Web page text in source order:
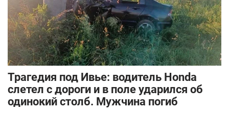
Трагедия под Ивье: водитель Honda
слетел с дороги и в поле ударился об
одинокий столб. Мужчина погиб